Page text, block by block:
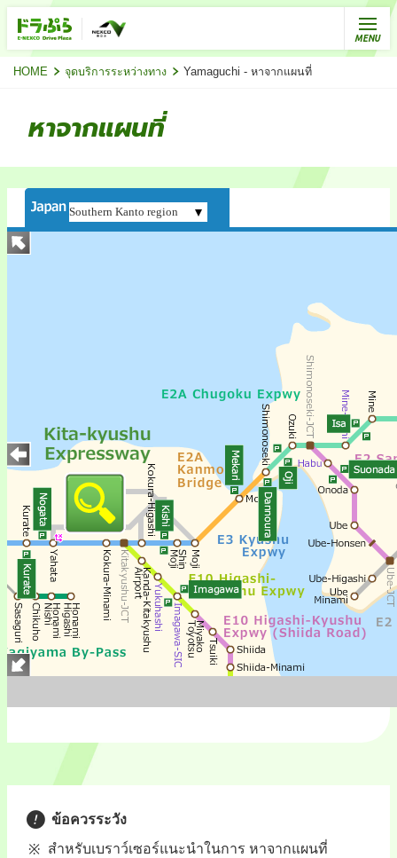
HOME จุดบริการระหว่างทาง Yamaguchi - หาจากแผนที่
หาจากแผนที่
ข้อควรระวัง
สำหรับเบราว์เซอร์แนะนำในการ หาจากแผนที่